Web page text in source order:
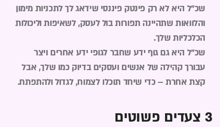
שכ"ל היא לא רק פינטק פיננסי שידאג לך לתכניות מימון
והלוואות שתהיינה תפורות בול לעסק, לשאיפות וליכולות
הכלכליות שלך.
שכ"ל היא גם גוף ידע שחבר לגופי ידע אחרים ויצר
עבורך קהילה של אנשים ועסקים בדיוק כמו שלך, אבל
קצת אחרת – כדי שיחד תוכלו לצמוח, לגדול ולהתפתח.
3 צעדים פשוטים